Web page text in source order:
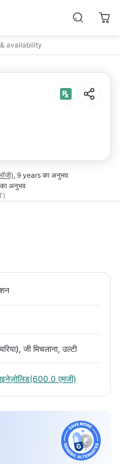
availability
, 9 years का अनुभव
का अनुभव
जी मिचलाना, उल्टी
एमजी)